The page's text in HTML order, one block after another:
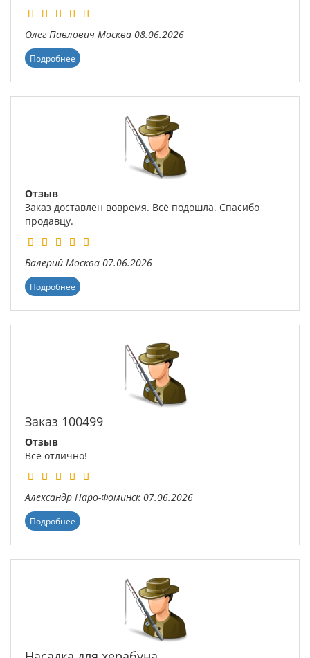
Олег Павлович Москва 08.06.2026
Подробнее
Отзыв
Заказ доставлен вовремя. Всё подошла. Спасибо
продавцу.
Валерий Москва 07.06.2026
Подробнее
Заказ 100499
Отзыв
Все отлично!
Александр Наро-Фоминск 07.06.2026
Подробнее